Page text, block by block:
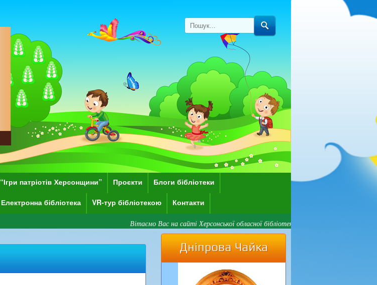
“Ігри патріотів Херсонщини” Проєкти Блоги бібліотеки
Електронна бібліотека VR-тур бібліотекою Контакти
Вітаємо Вас на сайті Херсонської обласної бібліотеки для дітей імені Дніпрової Чайки!
Дніпрова Чайка